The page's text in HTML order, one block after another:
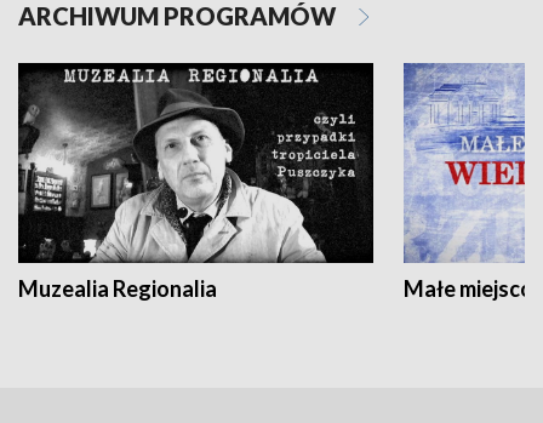
ARCHIWUM PROGRAMÓW
Muzealia Regionalia Małe